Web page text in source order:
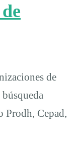
de
Prodh, Cepad,